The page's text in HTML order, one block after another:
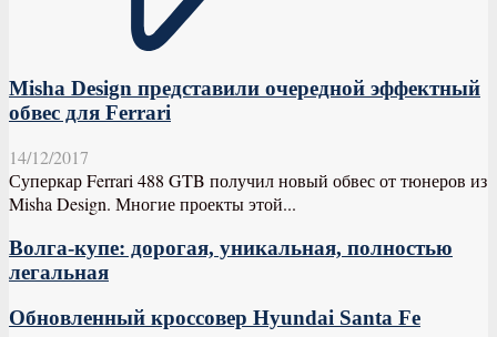
Misha Design представили очередной эффектный
обвес для Ferrari
14/12/2017
Суперкар Ferrari 488 GTB получил новый обвес от тюнеров из
Misha Design. Многие проекты этой...
Волга-купе: дорогая, уникальная, полностью
легальная
Обновленный кроссовер Hyundai Santa Fe